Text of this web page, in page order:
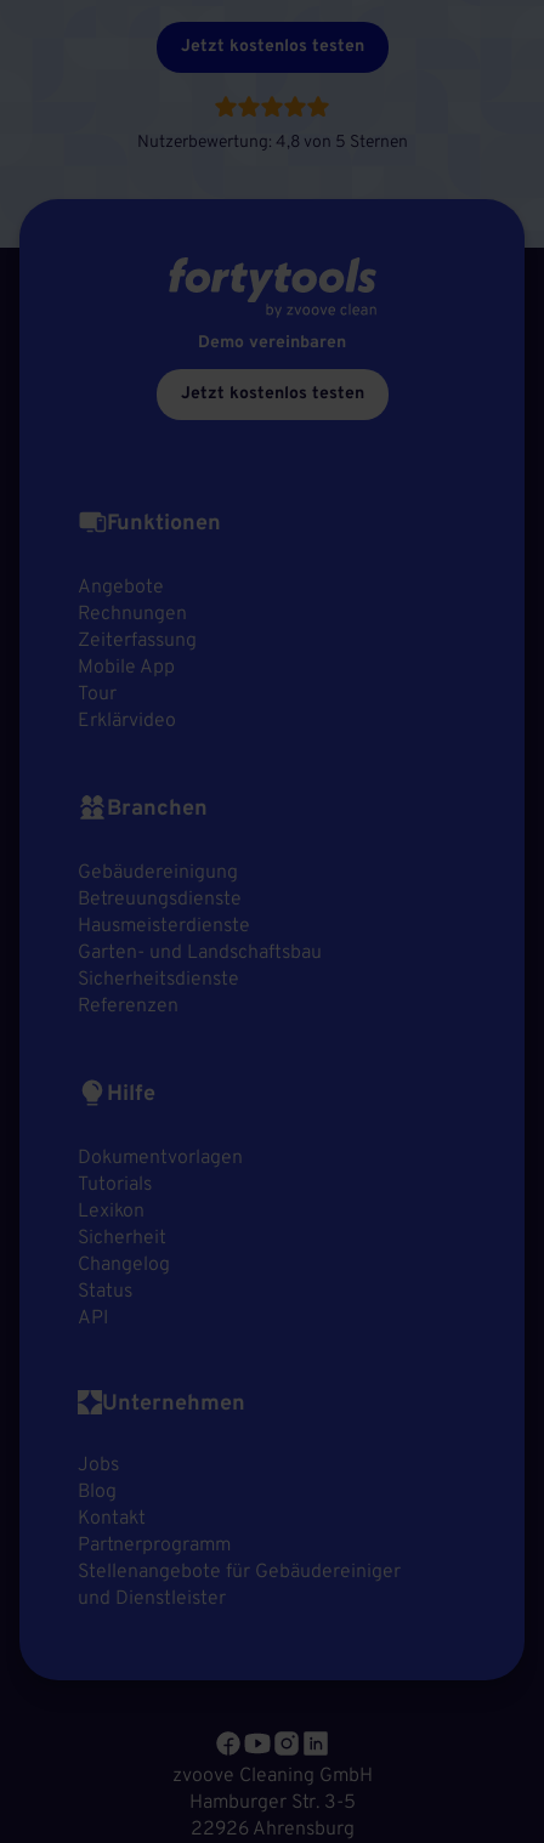
Jetzt kostenlos testen
Nutzerbewertung: 4,8 von 5 Sternen
Demo vereinbaren
Jetzt kostenlos testen
Funktionen
Angebote
Rechnungen
Zeiterfassung
Mobile App
Tour
Erklärvideo
Branchen
Gebäudereinigung
Betreuungsdienste
Hausmeisterdienste
Garten- und Landschaftsbau
Sicherheitsdienste
Referenzen
Hilfe
Dokumentvorlagen
Tutorials
Lexikon
Sicherheit
Changelog
Status
API
Unternehmen
Jobs
Blog
Kontakt
Partnerprogramm
Stellenangebote für Gebäudereiniger
und Dienstleister
zvoove Cleaning GmbH
Hamburger Str. 3-5
22926 Ahrensburg